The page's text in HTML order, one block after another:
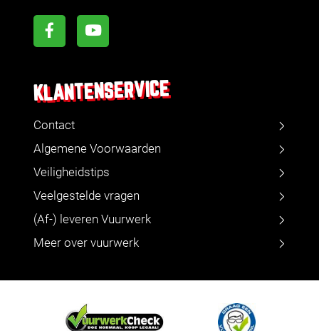
KLANTENSERVICE
Contact
Algemene Voorwaarden
Veiligheidstips
Veelgestelde vragen
(Af-) leveren Vuurwerk
Meer over vuurwerk